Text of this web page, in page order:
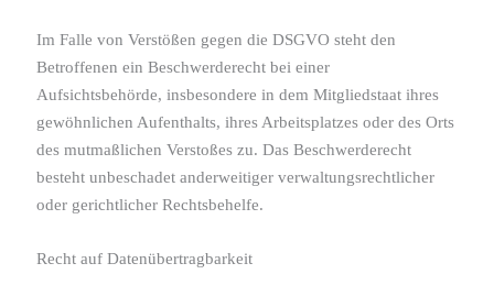
Im Falle von Verstößen gegen die DSGVO steht den
Betroffenen ein Beschwerderecht bei einer
Aufsichtsbehörde, insbesondere in dem Mitgliedstaat ihres
gewöhnlichen Aufenthalts, ihres Arbeitsplatzes oder des Orts
des mutmaßlichen Verstoßes zu. Das Beschwerderecht
besteht unbeschadet anderweitiger verwaltungsrechtlicher
oder gerichtlicher Rechtsbehelfe.
Recht auf Daten­übertrag­barkeit